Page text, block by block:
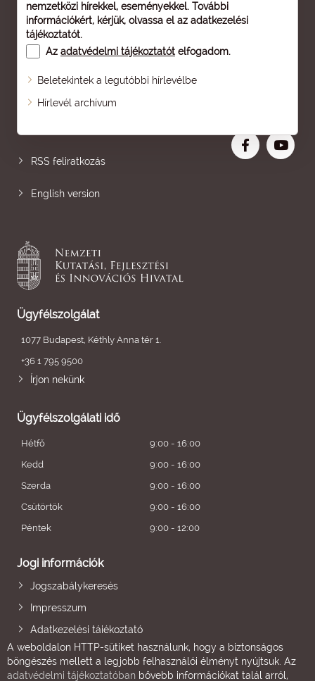
nemzetközi hírekkel, eseményekkel. További
információkért, kérjük, olvassa el az adatkezelési
tájékoztatót.
Az adatvédelmi tájékoztatót elfogadom.
Beletekintek a legutóbbi hírlevélbe
Hírlevél archívum
Oldaltérkép
RSS feliratkozás
English version
Ügyfélszolgálat
1077 Budapest, Kéthly Anna tér 1.
+36 1 795 9500
Írjon nekünk
Ügyfélszolgálati idő
Hétfő
9:00 - 16:00
Kedd
9:00 - 16:00
Szerda
9:00 - 16:00
Csütörtök
9:00 - 16:00
Péntek
9:00 - 12:00
Jogi információk
Jogszabálykeresés
Impresszum
Adatkezelési tájékoztató
A weboldalon HTTP-sütiket használunk, hogy a biztonságos
böngészés mellett a legjobb felhasználói élményt nyújtsuk. Az
adatvédelmi tájékoztatóban bővebb információkat talál arról,